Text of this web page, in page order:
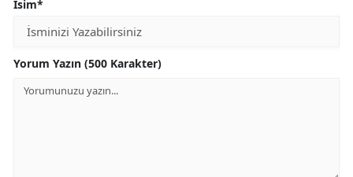
İsim*
Yorum Yazın (500 Karakter)